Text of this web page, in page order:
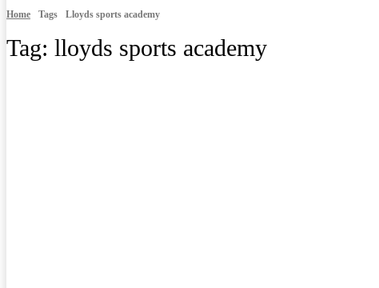
Home Tags Lloyds sports academy
Tag: lloyds sports academy